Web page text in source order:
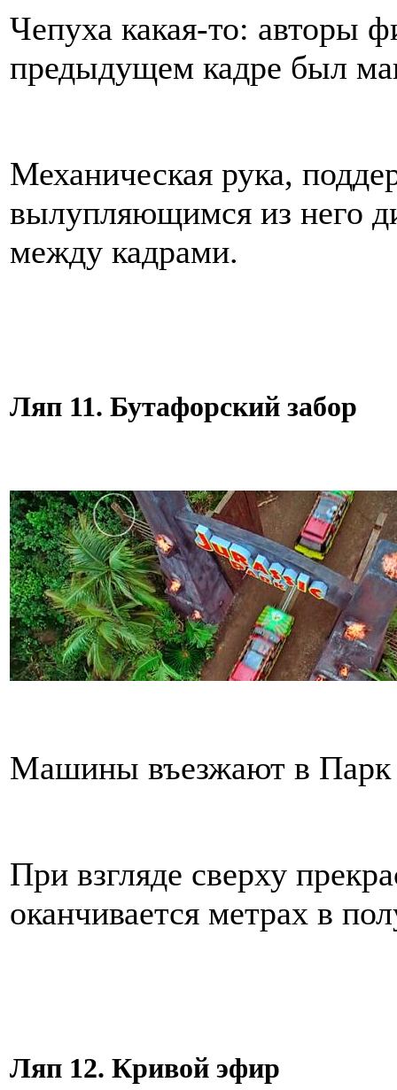
Чепуха какая-то: авторы
предыдущем кадре был
Механическая рука,
вылупляющимся из него
между кадрами.
Ляп 11. Бутафорский забор
Машины въезжают в Парк
При взгляде сверху
оканчивается метрах в
Ляп 12. Кривой эфир